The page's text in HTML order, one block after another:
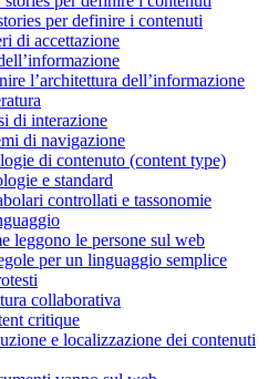
per definire i contenuti
di accettazione
l’architettura dell’informazione
di interazione
di navigazione
di contenuto (content type)
e standard
controllati e tassonomie
leggono le persone sul web
per un linguaggio semplice
collaborativa
critique
e localizzazione dei contenuti